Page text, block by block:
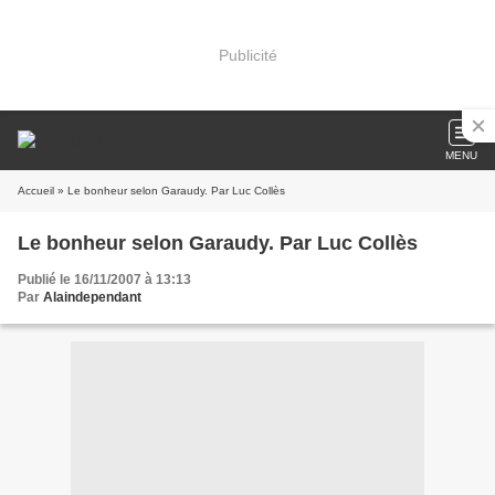
Publicité
MENU
Accueil » Le bonheur selon Garaudy. Par Luc Collès
Le bonheur selon Garaudy. Par Luc Collès
Publié le 16/11/2007 à 13:13
Par Alaindependant